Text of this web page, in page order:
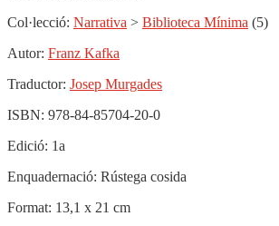
Col·lecció: Narrativa > Biblioteca Mínima (5)
Autor: Franz Kafka
Traductor: Josep Murgades
ISBN: 978-84-85704-20-0
Edició: 1a
Enquadernació: Rústega cosida
Format: 13,1 x 21 cm